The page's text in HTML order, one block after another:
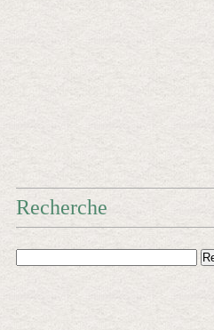
Recherche